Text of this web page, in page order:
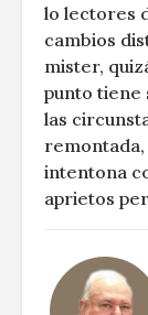
lo lectores
cambios
mister,
punto tiene
las
intentona
aprietos